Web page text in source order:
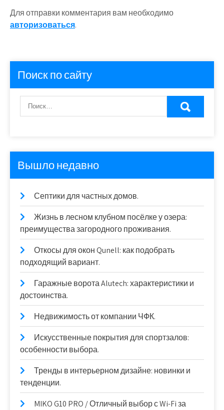
Для отправки комментария вам необходимо
авторизоваться.
Поиск по сайту
Вышло недавно
Септики для частных домов.
Жизнь в лесном клубном посёлке у озера:
преимущества загородного проживания.
Откосы для окон Qunell: как подобрать
подходящий вариант.
Гаражные ворота Alutech: характеристики и
достоинства.
Недвижимость от компании ЧФК.
Искусственные покрытия для спортзалов:
особенности выбора.
Тренды в интерьерном дизайне: новинки и
тенденции.
MIKO G10 PRO / Отличный выбор с Wi-Fi за